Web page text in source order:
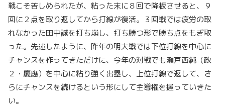
戦こそ苦しめられたが、粘った末に８回で降板させると、９
回に２点を取り返してから打線が復活。３回戦では疲労の取
れなかった田中誠を打ち崩し、打ち勝つ形で勝ち点をもぎ取
った。先述したように、昨年の明大戦では下位打線を中心に
チャンスを作ってきただけに、今年の対戦でも瀬戸西純（政
２・慶應）を中心に粘り強く出塁し、上位打線で返して、さ
らにチャンスを続けるという形にして主導権を握っていきた
い。